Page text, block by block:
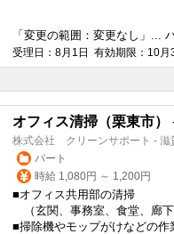
「変更の範囲：変更なし」...
受理日：8月1日 有効期限：10月
オフィス清掃（栗東市）
株式会社 クリーンサポート - 滋
パート
時給 1,080円 ～ 1,200円
■オフィス共用部の清掃
（玄関、事務室、食堂、廊下
■掃除機やモップがけなどの作